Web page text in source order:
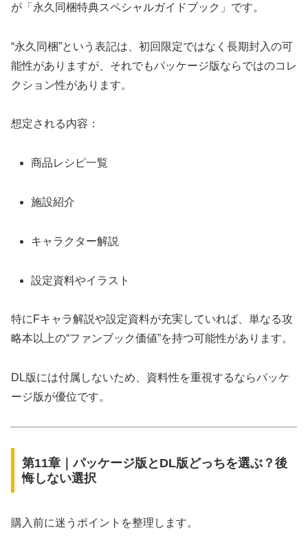
が「永久同梱特典スペシャルガイドブック」です。
“永久同梱”という表記は、初回限定ではなく長期封入の可
能性がありますが、それでもパッケージ版ならではのコレ
クション性があります。
想定される内容：
商品レシピ一覧
施設紹介
キャラクター解説
設定資料やイラスト
特にFキャラ解説や設定資料が充実していれば、単なる攻
略本以上の“ファンブック価値”を持つ可能性があります。
DL版には付属しないため、資料性を重視するならパッケ
ージ版が優位です。
第11章｜パッケージ版とDL版どっちを選ぶ？後
悔しない選択
購入前に迷うポイントを整理します。